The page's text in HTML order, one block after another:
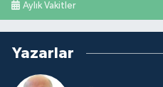
Aylık Vakitler
Yazarlar